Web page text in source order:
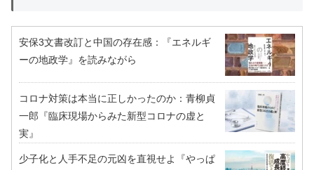
安保3文書改訂と中国の存在感：『エネルギ
ーの地政学』を読みながら
コロナ対策は本当に正しかったのか：青柳貞
一郎『臨床現場からみた新型コロナの虚と
実』
少子化と人手不足の元凶を直視せよ『やっぱ